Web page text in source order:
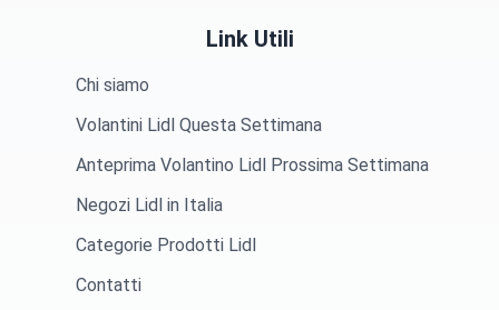
Link Utili
Chi siamo
Volantini Lidl Questa Settimana
Anteprima Volantino Lidl Prossima Settimana
Negozi Lidl in Italia
Categorie Prodotti Lidl
Contatti